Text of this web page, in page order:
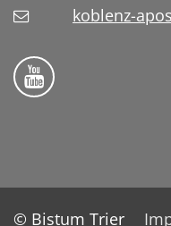
koblenz-
Bistum Trier
© Bistum Trier